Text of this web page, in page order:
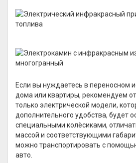
Если вы нуждаетесь в переносном
дома или квартиры, рекомендуем
только электрической модели,
дополнительного удобства, будет
специальными колёсиками,
массой и соответствующими
можно транспортировать с
авто.